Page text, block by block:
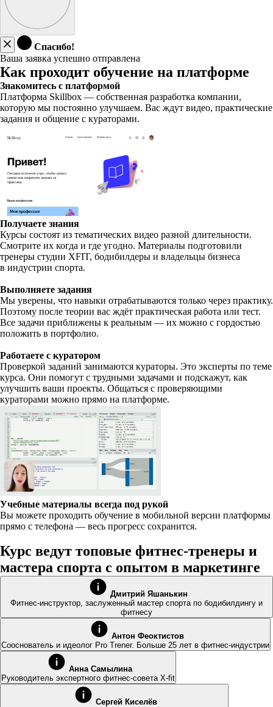
Спасибо!
Ваша заявка успешно отправлена
Как проходит обучение на платформе
Знакомитесь с платформой
Платформа Skillbox — собственная разработка компании,
которую мы постоянно улучшаем. Вас ждут видео, практические
задания и общение с кураторами.
Получаете знания
Курсы состоят из тематических видео разной длительности.
Смотрите их когда и где угодно. Материалы подготовили
тренеры студии XFIT, бодибилдеры и владельцы бизнеса
в индустрии спорта.
Выполняете задания
Мы уверены, что навыки отрабатываются только через практику.
Поэтому после теории вас ждёт практическая работа или тест.
Все задачи приближены к реальным — их можно с гордостью
положить в портфолио.
Работаете с куратором
Проверкой заданий занимаются кураторы. Это эксперты по теме
курса. Они помогут с трудными задачами и подскажут, как
улучшить ваши проекты. Общаться с проверяющими
кураторами можно прямо на платформе.
Учебные материалы всегда под рукой
Вы можете проходить обучение в мобильной версии платформы
прямо с телефона — весь прогресс сохранится.
Курс ведут топовые фитнес-тренеры и
мастера спорта с опытом в маркетинге
Дмитрий Яшанькин
Фитнес-инструктор, заслуженный мастер спорта по бодибилдингу и
фитнесу
Антон Феоктистов
Сооснователь и идеолог Pro Trener. Больше 25 лет в фитнес-индустрии
Анна Самылина
Руководитель экспертного фитнес-совета X-fit
Сергей Киселёв